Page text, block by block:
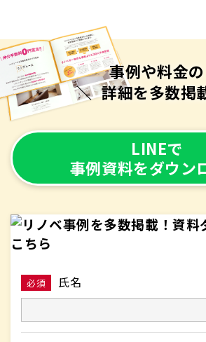
事例や料金の
詳細を多数掲
LINEで
事例資料をダウン
必須 氏名